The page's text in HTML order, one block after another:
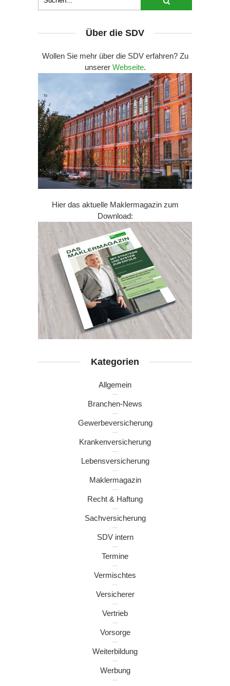
Über die SDV
Wollen Sie mehr über die SDV erfahren? Zu
unserer Webseite.
Hier das aktuelle Maklermagazin zum
Download:
Kategorien
Allgemein
Branchen-News
Gewerbeversicherung
Krankenversicherung
Lebensversicherung
Maklermagazin
Recht & Haftung
Sachversicherung
SDV intern
Termine
Vermischtes
Versicherer
Vertrieb
Vorsorge
Weiterbildung
Werbung